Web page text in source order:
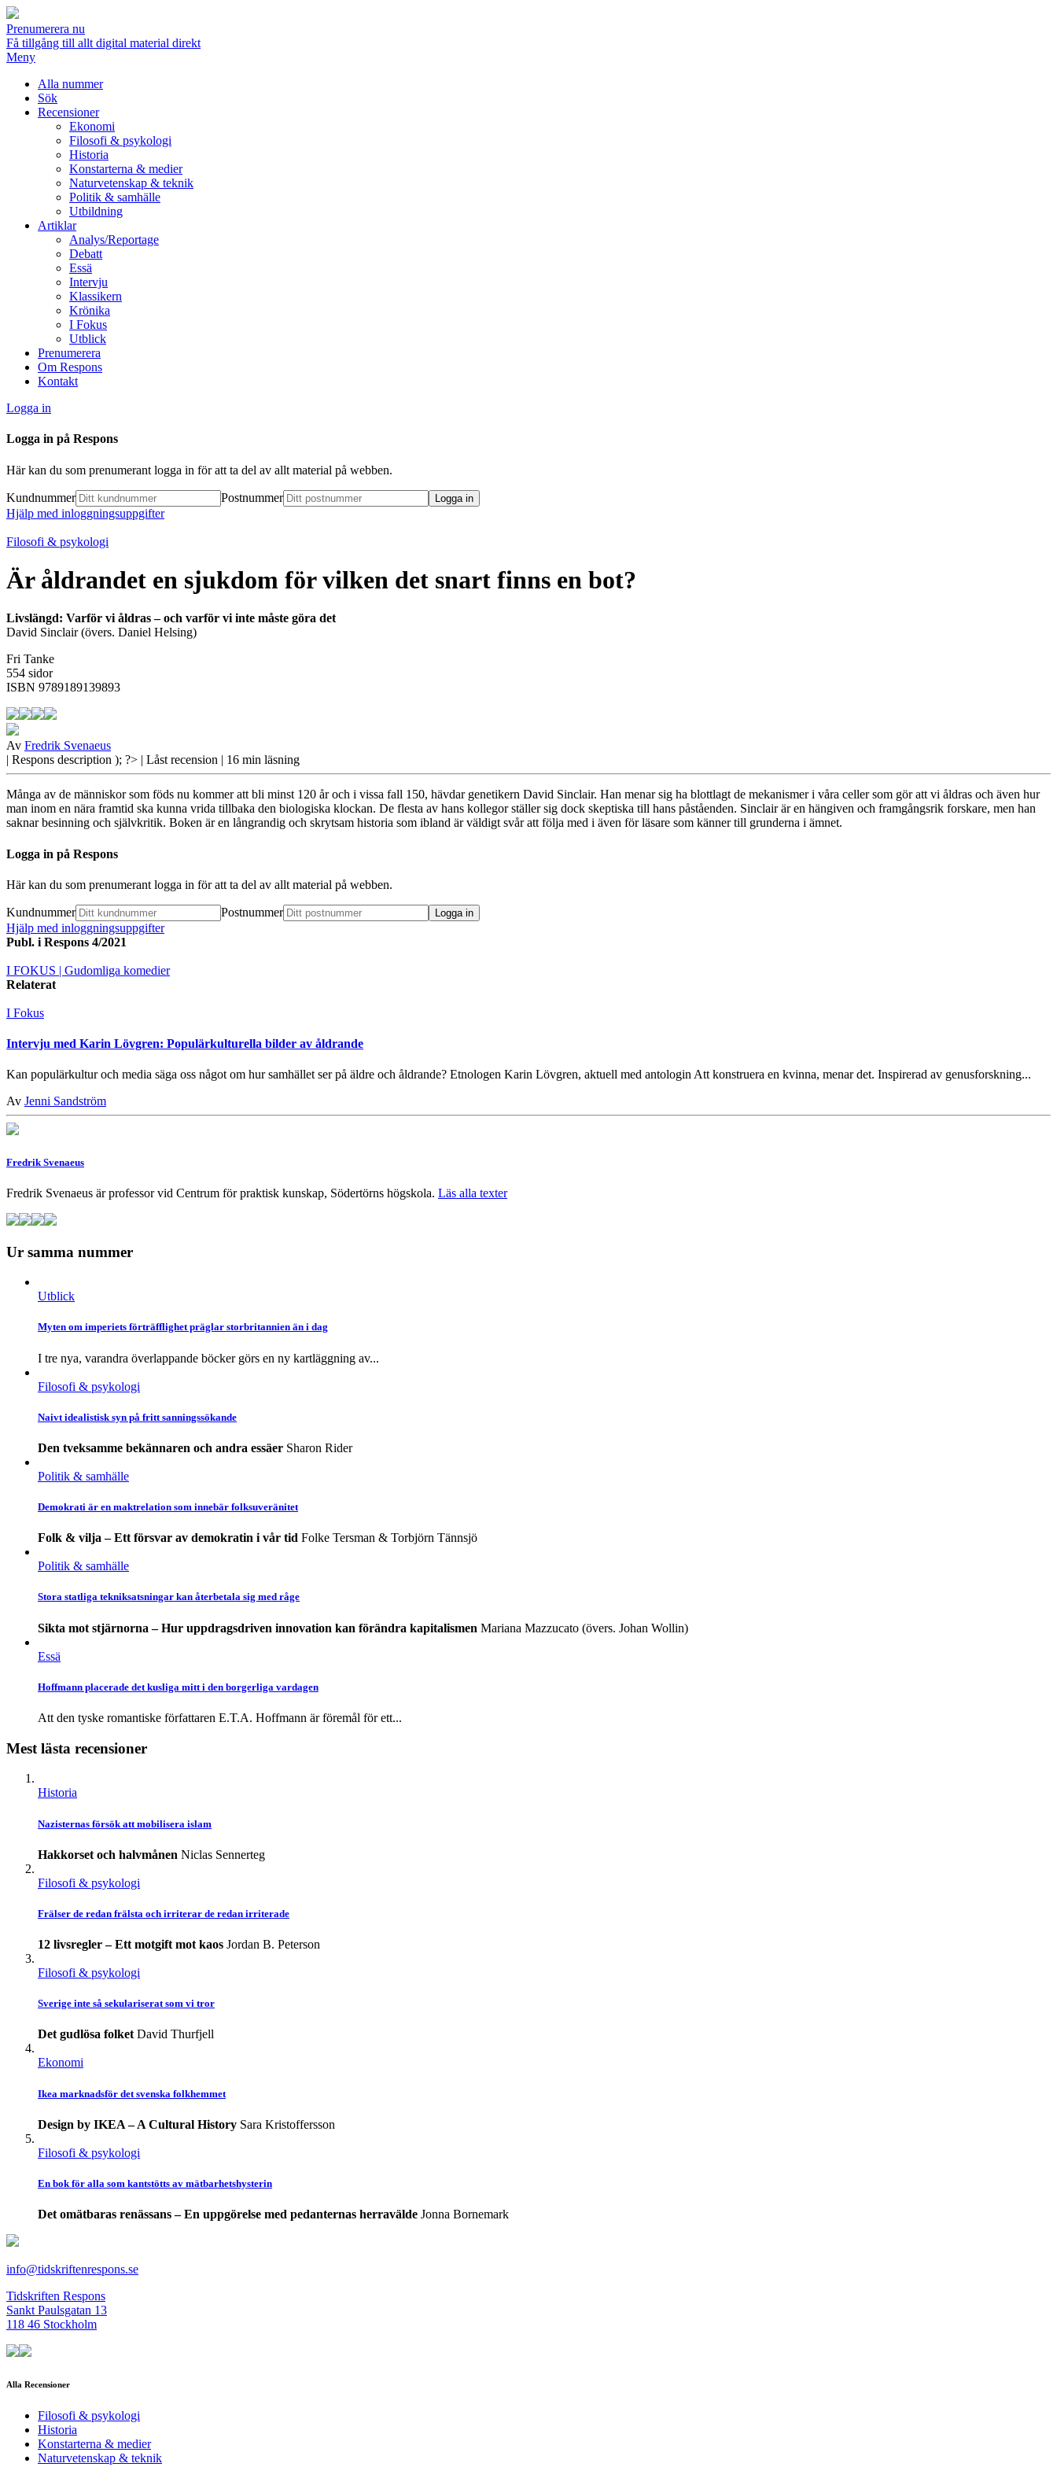
Prenumerera nu
Få tillgång till allt digital material direkt
Meny
Alla nummer
Sök
Recensioner
Ekonomi
Filosofi & psykologi
Historia
Konstarterna & medier
Naturvetenskap & teknik
Politik & samhälle
Utbildning
Artiklar
Analys/Reportage
Debatt
Essä
Intervju
Klassikern
Krönika
I Fokus
Utblick
Prenumerera
Om Respons
Kontakt
Logga in
Logga in på Respons
Här kan du som prenumerant logga in för att ta del av allt material på webben.
Kundnummer
Postnummer
Hjälp med inloggningsuppgifter
Filosofi & psykologi
Är åldrandet en sjukdom för vilken det snart finns en bot?
Livslängd: Varför vi åldras – och varför vi inte måste göra det
David Sinclair (övers. Daniel Helsing)
Fri Tanke
554 sidor
ISBN 9789189139893
Av Fredrik Svenaeus
| Respons description ); ?> | Låst recension | 16 min läsning
Många av de människor som föds nu kommer att bli minst 120 år och i vissa fall 150, hävdar genetikern David Sinclair. Han menar sig ha blottlagt de mekanismer i våra celler som gör att vi åldras och även hur
man inom en nära framtid ska kunna vrida tillbaka den biologiska klockan. De flesta av hans kollegor ställer sig dock skeptiska till hans påståenden. Sinclair är en hängiven och framgångsrik forskare, men han
saknar besinning och självkritik. Boken är en långrandig och skrytsam historia som ibland är väldigt svår att följa med i även för läsare som känner till grunderna i ämnet.
Logga in på Respons
Här kan du som prenumerant logga in för att ta del av allt material på webben.
Kundnummer
Postnummer
Hjälp med inloggningsuppgifter
Publ. i Respons 4/2021
I FOKUS | Gudomliga komedier
Relaterat
I Fokus
Intervju med Karin Lövgren: Populärkulturella bilder av åldrande
Kan populärkultur och media säga oss något om hur samhället ser på äldre och åldrande? Etnologen Karin Lövgren, aktuell med antologin Att konstruera en kvinna, menar det. Inspirerad av genusforskning...
Av Jenni Sandström
Fredrik Svenaeus
Fredrik Svenaeus är professor vid Centrum för praktisk kunskap, Södertörns högskola. Läs alla texter
Ur samma nummer
Utblick
Myten om imperiets förträfflighet präglar storbritannien än i dag
I tre nya, varandra överlappande böcker görs en ny kartläggning av...
Filosofi & psykologi
Naivt idealistisk syn på fritt sanningssökande
Den tveksamme bekännaren och andra essäer Sharon Rider
Politik & samhälle
Demokrati är en maktrelation som innebär folksuveränitet
Folk & vilja – Ett försvar av demokratin i vår tid Folke Tersman & Torbjörn Tännsjö
Politik & samhälle
Stora statliga tekniksatsningar kan återbetala sig med råge
Sikta mot stjärnorna – Hur uppdragsdriven innovation kan förändra kapitalismen Mariana Mazzucato (övers. Johan Wollin)
Essä
Hoffmann placerade det kusliga mitt i den borgerliga vardagen
Att den tyske romantiske författaren E.T.A. Hoffmann är föremål för ett...
Mest lästa recensioner
Historia
Nazisternas försök att mobilisera islam
Hakkorset och halvmånen Niclas Sennerteg
Filosofi & psykologi
Frälser de redan frälsta och irriterar de redan irriterade
12 livsregler – Ett motgift mot kaos Jordan B. Peterson
Filosofi & psykologi
Sverige inte så sekulariserat som vi tror
Det gudlösa folket David Thurfjell
Ekonomi
Ikea marknadsför det svenska folkhemmet
Design by IKEA – A Cultural History Sara Kristoffersson
Filosofi & psykologi
En bok för alla som kantstötts av mätbarhetshysterin
Det omätbaras renässans – En uppgörelse med pedanternas herravälde Jonna Bornemark
info@tidskriftenrespons.se
Tidskriften Respons
Sankt Paulsgatan 13
118 46 Stockholm
Alla Recensioner
Filosofi & psykologi
Historia
Konstarterna & medier
Naturvetenskap & teknik